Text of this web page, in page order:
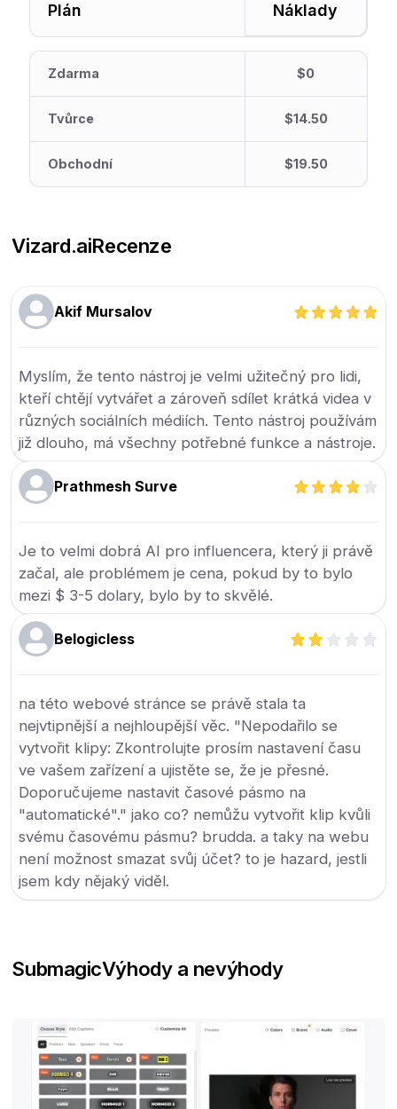
Plán Náklady
Zdarma $0
Tvůrce $14.50
Obchodní $19.50
Vizard.aiRecenze
Akif Mursalov
Myslím, že tento nástroj je velmi užitečný pro lidi,
kteří chtějí vytvářet a zároveň sdílet krátká videa v
různých sociálních médiích. Tento nástroj používám
již dlouho, má všechny potřebné funkce a nástroje.
Prathmesh Surve
Je to velmi dobrá AI pro influencera, který ji právě
začal, ale problémem je cena, pokud by to bylo
mezi $ 3-5 dolary, bylo by to skvělé.
Belogicless
na této webové stránce se právě stala ta
nejvtipnější a nejhloupější věc. "Nepodařilo se
vytvořit klipy: Zkontrolujte prosím nastavení času
ve vašem zařízení a ujistěte se, že je přesné.
Doporučujeme nastavit časové pásmo na
"automatické"." jako co? nemůžu vytvořit klip kvůli
svému časovému pásmu? brudda. a taky na webu
není možnost smazat svůj účet? to je hazard, jestli
jsem kdy nějaký viděl.
SubmagicVýhody a nevýhody